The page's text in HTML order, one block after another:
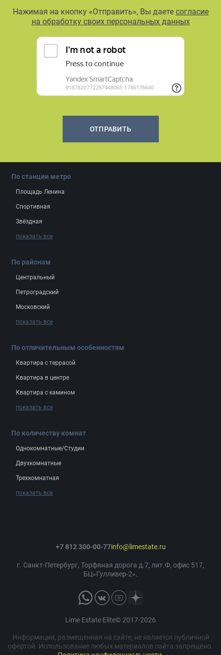
Нажимая на кнопку «Отправить», Вы даете согласие
на обработку своих персональных данных
ОТПРАВИТЬ
По станции метро
Площадь Ленина
Спортивная
Звёздная
показать все
По районам
Центральный
Петроградский
Московский
показать все
По отличительным особенностям
Квартира с террасой
Квартира в центре
Квартира с камином
показать все
По количеству комнат
Однокомнатные/Студии
Двухкомнатные
Трехкомнатная
показать все
Lime Estate Elite© 2017-2026
Информация, размещенная на сайте, не является публичной
офертой. Использование любых материалов сайта запрещено.
+7 812 300-00-77info@limestate.ru
г. Санкт-Петербург, Торфяная дорога д.7, лит.Ф, офис 517,
БЦ«Гулливер-2».